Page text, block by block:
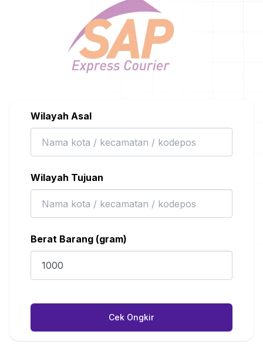
Wilayah Asal
Wilayah Tujuan
Berat Barang (gram)
Cek Ongkir